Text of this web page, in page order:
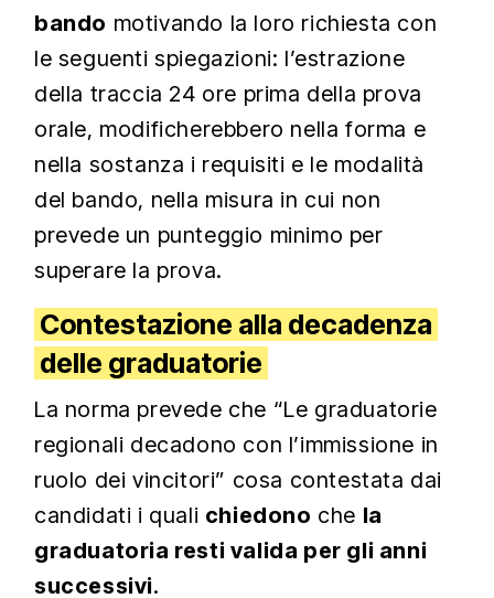
bando motivando la loro richiesta con
le seguenti spiegazioni: l’estrazione
della traccia 24 ore prima della prova
orale, modificherebbero nella forma e
nella sostanza i requisiti e le modalità
del bando, nella misura in cui non
prevede un punteggio minimo per
superare la prova.
Contestazione alla decadenza
delle graduatorie
La norma prevede che “Le graduatorie
regionali decadono con l’immissione in
ruolo dei vincitori” cosa contestata dai
candidati i quali chiedono che la
graduatoria resti valida per gli anni
successivi.